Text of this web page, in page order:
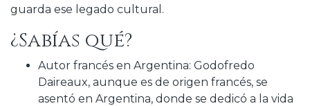
guarda ese legado cultural.
¿Sabías qué?
Autor francés en Argentina: Godofredo
Daireaux, aunque es de origen francés, se
asentó en Argentina, donde se dedicó a la vida